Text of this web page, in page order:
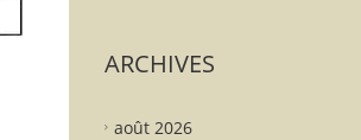
ARCHIVES
août 2026